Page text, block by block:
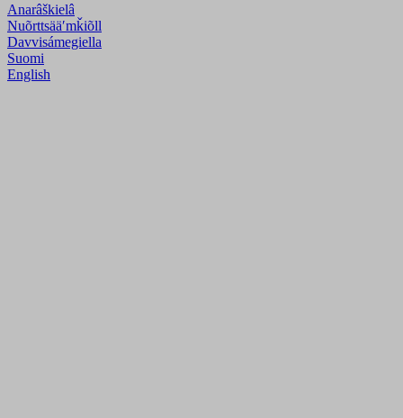
Anarâškielâ
Nuõrttsääʹmǩiõll
Davvisámegiella
Suomi
English